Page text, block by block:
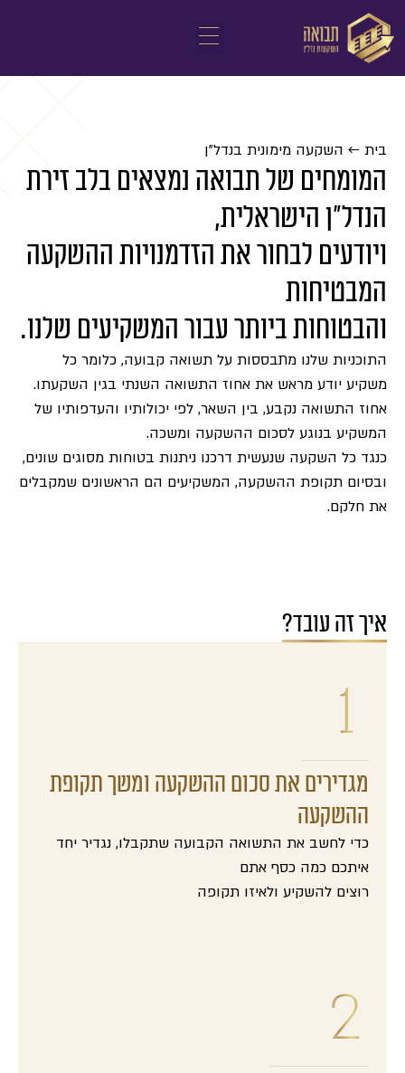
בית ← השקעה מימונית בנדל"ן
המומחים של תבואה נמצאים בלב זירת
הנדל"ן הישראלית,
ויודעים לבחור את הזדמנויות ההשקעה
המבטיחות
והבטוחות ביותר עבור המשקיעים שלנו.
התוכניות שלנו מתבססות על תשואה קבועה, כלומר כל
משקיע יודע מראש את אחוז התשואה השנתי בגין השקעתו.
אחוז התשואה נקבע, בין השאר, לפי יכולותיו והעדפותיו של
המשקיע בנוגע לסכום ההשקעה ומשכה.
כנגד כל השקעה שנעשית דרכנו ניתנות בטוחות מסוגים שונים,
ובסיום תקופת ההשקעה, המשקיעים הם הראשונים שמקבלים
את חלקם.
איך זה עובד?
מגדירים את סכום ההשקעה ומשך תקופת
ההשקעה
כדי לחשב את התשואה הקבועה שתקבלו, נגדיר יחד
איתכם כמה כסף אתם
רוצים להשקיע ולאיזו תקופה